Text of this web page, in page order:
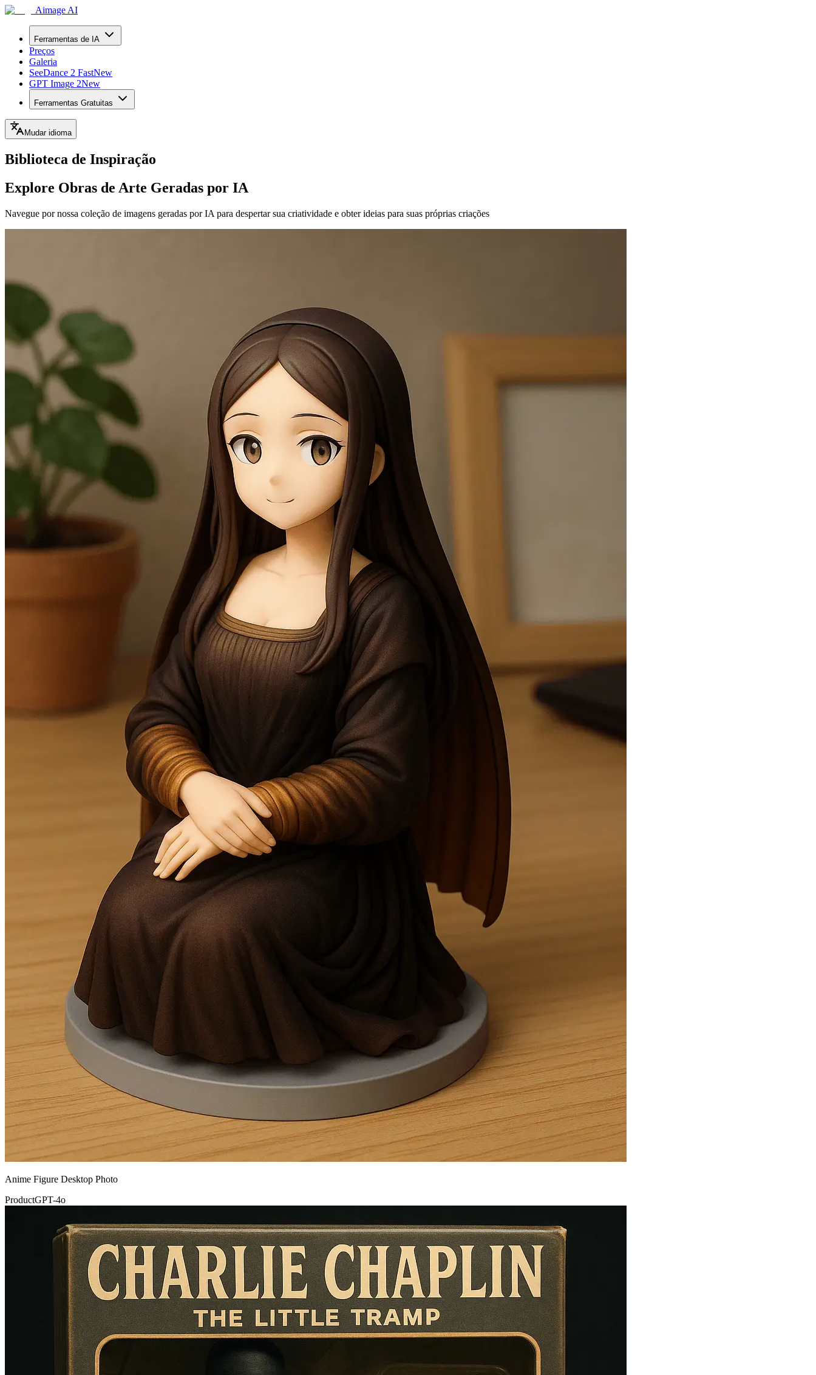
Aimage AI
Ferramentas de IA
Preços
Galeria
SeeDance 2 FastNew
GPT Image 2New
Ferramentas Gratuitas
Mudar idioma
Biblioteca de Inspiração
Explore Obras de Arte Geradas por IA
Navegue por nossa coleção de imagens geradas por IA para despertar sua criatividade e obter ideias para suas próprias criações
Anime Figure Desktop Photo
ProductGPT-4o